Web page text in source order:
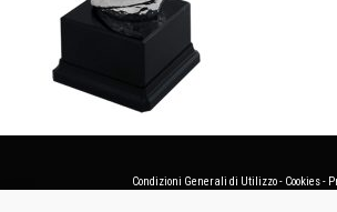
Condizioni Generali di Utilizzo- Cookies-